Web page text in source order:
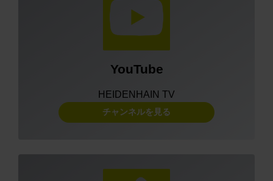
YouTube
HEIDENHAIN TV
チャンネルを見る